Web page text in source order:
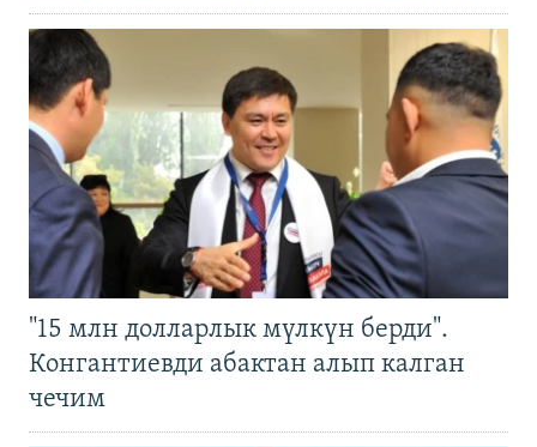
"15 млн долларлык мүлкүн берди".
Конгантиевди абактан алып калган
чечим